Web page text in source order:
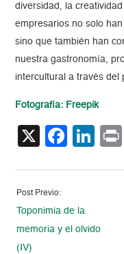
diversidad, la
empresarios no solo
sino que también han
nuestra gastronomía,
intercultural a través del
Fotografía: Freepik
X
Post Previo:
Toponimia de la
memoria y el olvido
(IV)